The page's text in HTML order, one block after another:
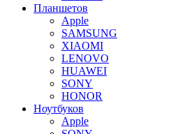
Планшетов
Apple
SAMSUNG
XIAOMI
LENOVO
HUAWEI
SONY
HONOR
Ноутбуков
Apple